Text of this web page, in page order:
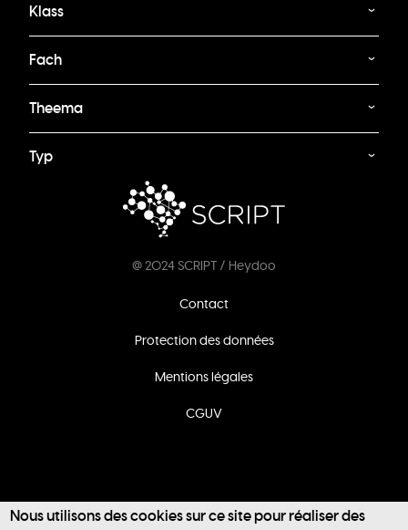
Klass
Fach
Theema
Typ
@ 2024 SCRIPT / Heydoo
Contact
Protection des données
Mentions légales
CGUV
Nous utilisons des cookies sur ce site pour réaliser des